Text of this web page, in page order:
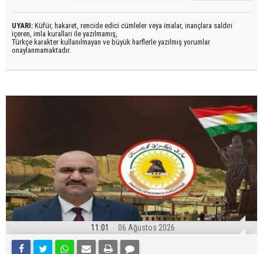
UYARI: Küfür, hakaret, rencide edici cümleler veya imalar, inançlara saldırı
içeren, imla kuralları ile yazılmamış,
Türkçe karakter kullanılmayan ve büyük harflerle yazılmış yorumlar
onaylanmamaktadır.
11:01 06 Ağustos 2026